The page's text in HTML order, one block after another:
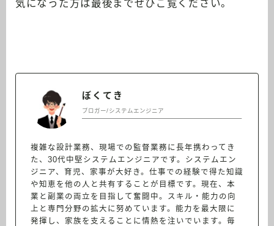
気になった方は最後までぜひご覧ください。
ぼくてき
ブロガー/システムエンジニア
複雑な設計業務、現場での監督業務に長年携わってき
た、30代中堅システムエンジニアです。システムエン
ジニア、育児、家事が大好き。仕事での経験で得た知識
や知恵を他の人と共有することが目標です。現在、本
業と副業の両立を目指して奮闘中。スキル・能力の向
上と専門分野の拡大に努めています。能力を最大限に
発揮し、家族を支えることに情熱を注いでいます。毎